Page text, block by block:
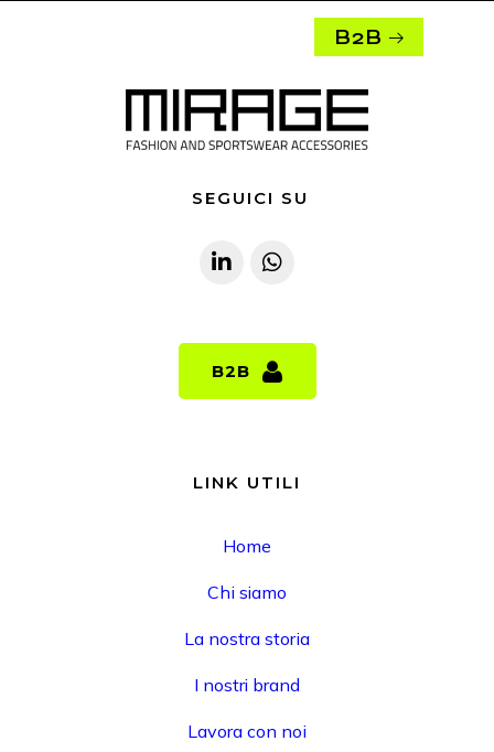
B2B
SEGUICI SU
B2B
B2B
LINK UTILI
Home
Chi siamo
La nostra storia
I nostri brand
Lavora con noi